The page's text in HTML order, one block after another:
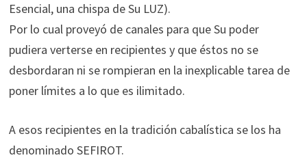
Esencial, una chispa de Su LUZ).
Por lo cual proveyó de canales para que Su poder
pudiera verterse en recipientes y que éstos no se
desbordaran ni se rompieran en la inexplicable tarea de
poner límites a lo que es ilimitado.
A esos recipientes en la tradición cabalística se los ha
denominado SEFIROT.